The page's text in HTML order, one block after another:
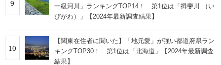
9
一級河川」ランキングTOP14！ 第1位は「揖斐川 （い
びがわ）」【2024年最新調査結果】
10
【関東在住者に聞いた】「地元愛」が強い都道府県ラン
キングTOP30！ 第1位は「北海道」【2024年最新調査
結果】